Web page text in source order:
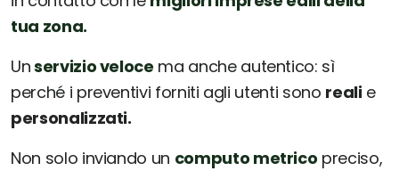
tua zona.
Unservizio veloce ma anche autentico: sì
perché i preventivi forniti agli utenti sono realie
personalizzati.
Non solo inviando un computo metrico preciso,